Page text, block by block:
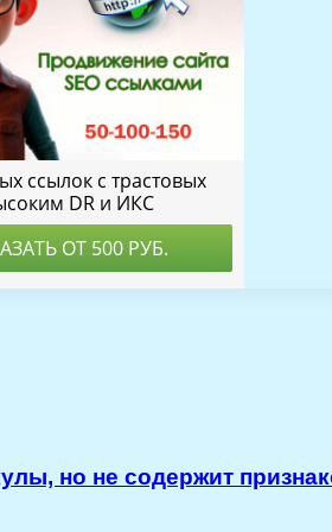
но не содержит